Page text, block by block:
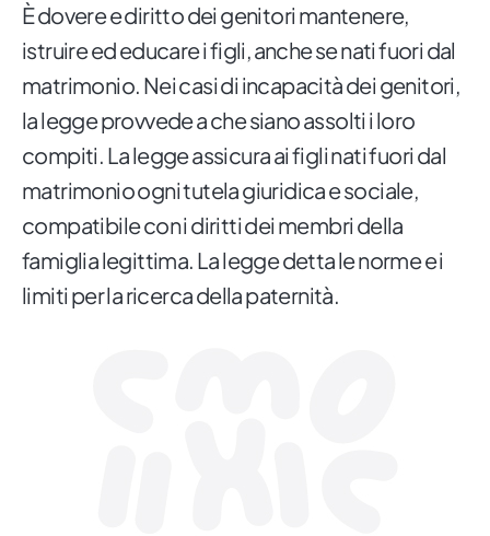
È dovere e diritto dei genitori mantenere,
istruire ed educare i figli, anche se nati fuori dal
matrimonio. Nei casi di incapacità dei genitori,
la legge provvede a che siano assolti i loro
compiti. La legge assicura ai figli nati fuori dal
matrimonio ogni tutela giuridica e sociale,
compatibile con i diritti dei membri della
famiglia legittima. La legge detta le norme e i
limiti per la ricerca della paternità.